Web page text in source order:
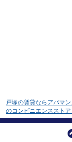
戸塚の賃貸ならアパマン
のコンビニエンスストア